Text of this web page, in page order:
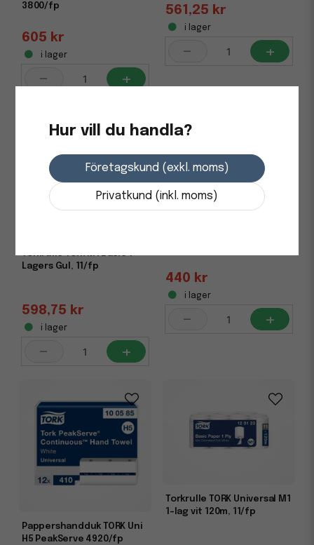
3800/fp
605 kr
i lager
- +
561,25 kr
i lager
- +
Torkrulle Tork M1 Basic 1-
Lagers Gul, 11/fp
598,75 kr
i lager
- +
440 kr
i lager
- +
Pappershandduk TORK Uni
H5 PeakServe 4920/fp
Torkrulle TORK Universal M1
1-lag vit 120m, 11/fp
Hur vill du handla?
Företagskund (exkl. moms)
Privatkund (inkl. moms)